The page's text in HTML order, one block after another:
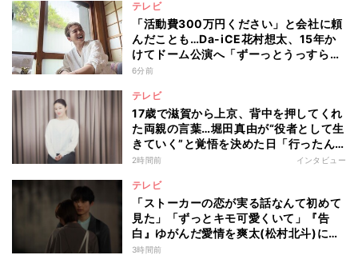
テレビ
「活動費300万円ください」と会社に頼
んだことも…Da-iCE花村想太、15年か
けてドーム公演へ「ずーっとうっすらや
けど右肩上がり続けられていた」
6分前
テレビ
17歳で滋賀から上京、背中を押してくれ
た両親の言葉…堀田真由が“役者として生
きていく”と覚悟を決めた日「行ったん
やったら、もう帰られへんな」
2時間前 インタビュー
テレビ
「ストーカーの恋が実る話なんて初めて
見た」「ずっとキモ可愛くいて」『告
白』ゆがんだ愛情を爽太(松村北斗)に向
ける視聴者の声
3時間前